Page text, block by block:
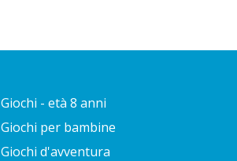
Giochi - età 8 anni
Giochi per bambine
Giochi d'avventura